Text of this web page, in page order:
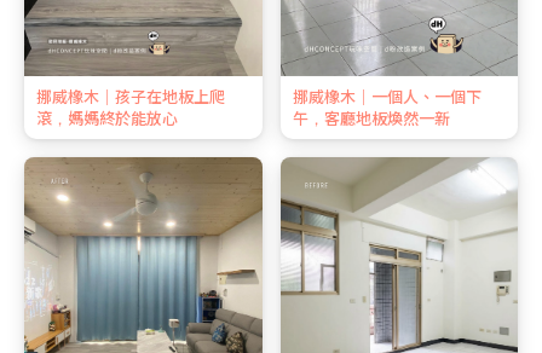
挪威橡木｜孩子在地板上爬
滾，媽媽終於能放心
挪威橡木｜一個人、一個下
午，客廳地板煥然一新